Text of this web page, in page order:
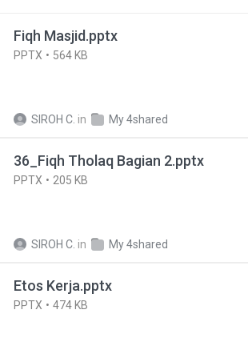
Fiqh Masjid.pptx
PPTX 564 KB
SIROH C. in My 4shared
36_Fiqh Tholaq Bagian 2.pptx
PPTX 205 KB
SIROH C. in My 4shared
Etos Kerja.pptx
PPTX 474 KB